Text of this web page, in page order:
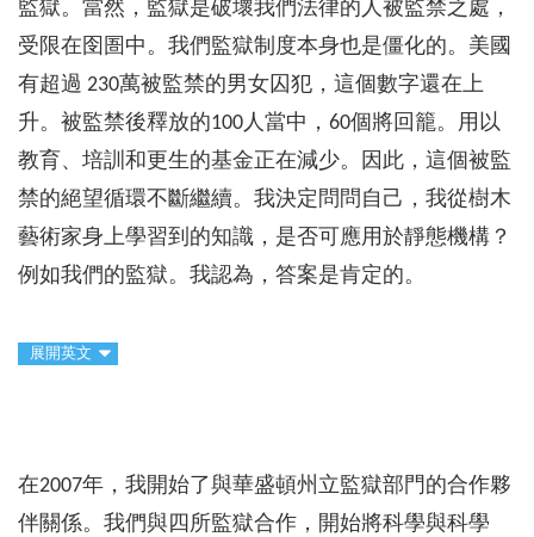
監獄。當然，監獄是破壞我們法律的人被監禁之處，
受限在囹圄中。我們監獄制度本身也是僵化的。美國
有超過 230萬被監禁的男女囚犯，這個數字還在上
升。被監禁後釋放的100人當中，60個將回籠。用以
教育、培訓和更生的基金正在減少。因此，這個被監
禁的絕望循環不斷繼續。我決定問問自己，我從樹木
藝術家身上學習到的知識，是否可應用於靜態機構？
例如我們的監獄。我認為，答案是肯定的。
展開英文
在2007年，我開始了與華盛頓州立監獄部門的合作夥
伴關係。我們與四所監獄合作，開始將科學與科學